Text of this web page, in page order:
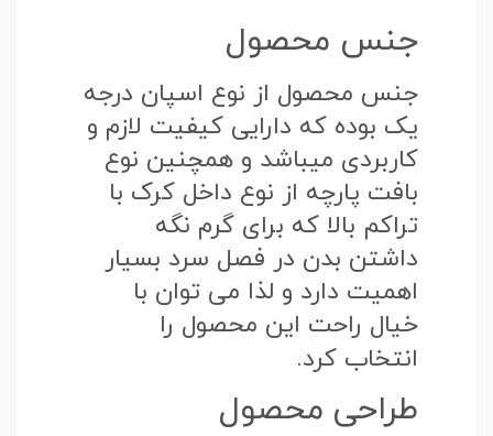
جنس محصول
جنس محصول از نوع اسپان درجه
یک بوده که دارایی کیفیت لازم و
کاربردی میباشد و همچنین نوع
بافت پارچه از نوع داخل کرک با
تراکم بالا که برای گرم نگه
داشتن بدن در فصل سرد بسیار
اهمیت دارد و لذا می توان با
خیال راحت این محصول را
انتخاب کرد.
طراحی محصول